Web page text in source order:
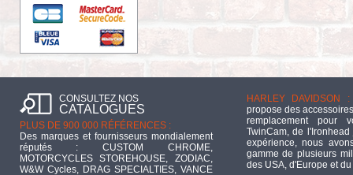
CONSULTEZ NOS
CATALOGUES
PLUS DE 900 000 RÉFÉRENCES :
Des marques et fournisseurs mondialement
réputés : CUSTOM CHROME,
MOTORCYCLES STOREHOUSE, ZODIAC,
W&W Cycles, DRAG SPECIALTIES, VANCE
HARLEY DAVIDSON :
propose des
remplacement pour
TwinCam, de
expérience, nous
gamme de plusieurs
des USA, d'Europe et